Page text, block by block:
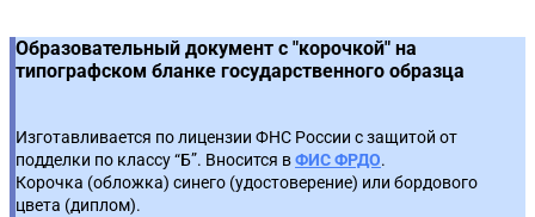
9 Экономика и организация труда
7 Проектная деятельность в Правительстве РФ
9 Заинтересованные стороны проекта
5
Создание и ведение справочно-поисковых средств к
документам по личному составу
6 Использование документов по личному составу
Обеспечение сохранности архивных документов
3
Предотвращение, выявление и урегулирование
конфликта интересов
4
коррупции
5 Антикоррупционная деятельность
Образовательный документ с "корочкой" на
типографском бланке государственного образца
Изготавливается по лицензии ФНС России с защитой от
подделки по классу “Б”. Вносится вФИС ФРДО.
Корочка (обложка) синего (удостоверение) или бордового
цвета (диплом).